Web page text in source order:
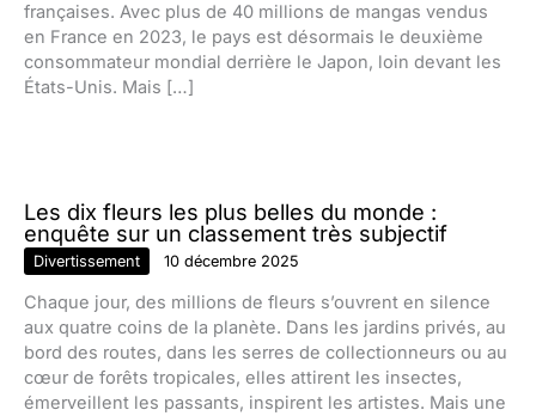
françaises. Avec plus de 40 millions de mangas vendus
en France en 2023, le pays est désormais le deuxième
consommateur mondial derrière le Japon, loin devant les
États-Unis. Mais […]
Les dix fleurs les plus belles du monde :
enquête sur un classement très subjectif
Divertissement 10 décembre 2025
Chaque jour, des millions de fleurs s’ouvrent en silence
aux quatre coins de la planète. Dans les jardins privés, au
bord des routes, dans les serres de collectionneurs ou au
cœur de forêts tropicales, elles attirent les insectes,
émerveillent les passants, inspirent les artistes. Mais une